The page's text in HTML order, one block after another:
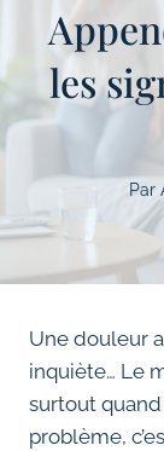
les
Par
Une douleur
inquiète… Le
surtout quand
problème,